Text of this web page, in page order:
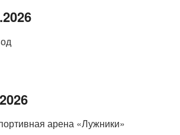
арена «Лужники»